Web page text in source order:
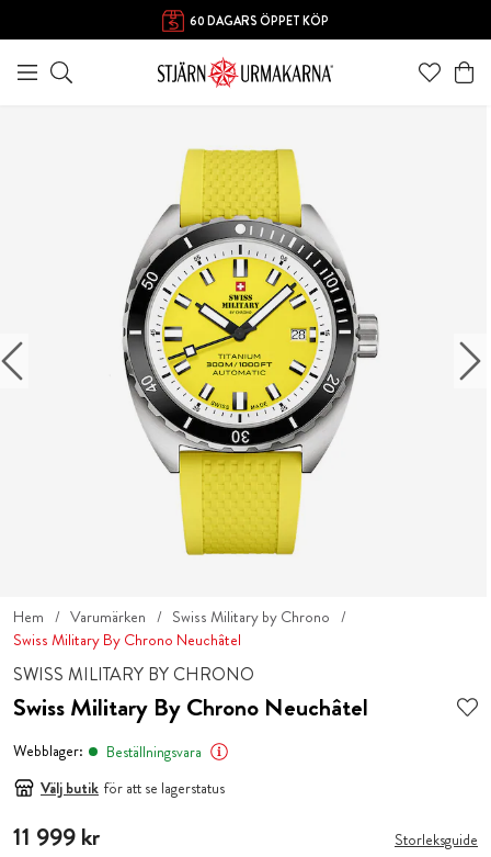
60 DAGARS ÖPPET KÖP
FRI FRAKT ÖVER 1000 KR
Hem Varumärken
Swiss Military by Chrono
Swiss Military By Chrono Neuchâtel
SWISS MILITARY BY CHRONO
Swiss Military By Chrono Neuchâtel
Webblager:
Beställningsvara
Välj butik för att se lagerstatus
Pris:11 999 kr
11 999 kr Storleksguide